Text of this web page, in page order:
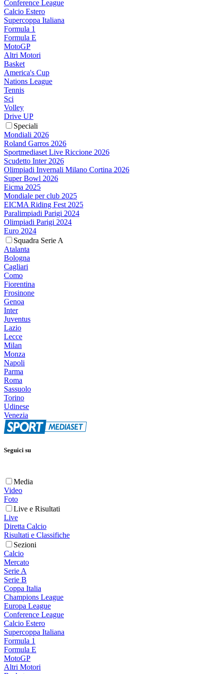
Conference League
Calcio Estero
Supercoppa Italiana
Formula 1
Formula E
MotoGP
Altri Motori
Basket
America's Cup
Nations League
Tennis
Sci
Volley
Drive UP
Speciali
Mondiali 2026
Roland Garros 2026
Sportmediaset Live Riccione 2026
Scudetto Inter 2026
Olimpiadi Invernali Milano Cortina 2026
Super Bowl 2026
Eicma 2025
Mondiale per club 2025
EICMA Riding Fest 2025
Paralimpiadi Parigi 2024
Olimpiadi Parigi 2024
Euro 2024
Squadra Serie A
Atalanta
Bologna
Cagliari
Como
Fiorentina
Frosinone
Genoa
Inter
Juventus
Lazio
Lecce
Milan
Monza
Napoli
Parma
Roma
Sassuolo
Torino
Udinese
Venezia
Seguici su
Media
Video
Foto
Live e Risultati
Live
Diretta Calcio
Risultati e Classifiche
Sezioni
Calcio
Mercato
Serie A
Serie B
Coppa Italia
Champions League
Europa League
Conference League
Calcio Estero
Supercoppa Italiana
Formula 1
Formula E
MotoGP
Altri Motori